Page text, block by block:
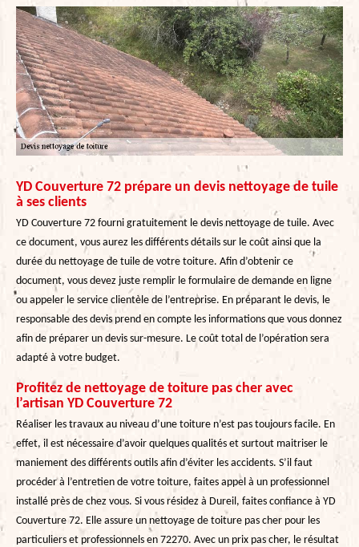
YD Couverture 72 prépare un devis nettoyage de tuile
à ses clients
YD Couverture 72 fourni gratuitement le devis nettoyage de tuile. Avec
ce document, vous aurez les différents détails sur le coût ainsi que la
durée du nettoyage de tuile de votre toiture. Afin d’obtenir ce
document, vous devez juste remplir le formulaire de demande en ligne
ou appeler le service clientèle de l’entreprise. En préparant le devis, le
responsable des devis prend en compte les informations que vous donnez
afin de préparer un devis sur-mesure. Le coût total de l’opération sera
adapté à votre budget.
Profitez de nettoyage de toiture pas cher avec
l’artisan YD Couverture 72
Réaliser les travaux au niveau d’une toiture n’est pas toujours facile. En
effet, il est nécessaire d’avoir quelques qualités et surtout maitriser le
maniement des différents outils afin d’éviter les accidents. S’il faut
procéder à l’entretien de votre toiture, faites appel à un professionnel
installé près de chez vous. Si vous résidez à Dureil, faites confiance à YD
Couverture 72. Elle assure un nettoyage de toiture pas cher pour les
particuliers et professionnels en 72270. Avec un prix pas cher, le résultat